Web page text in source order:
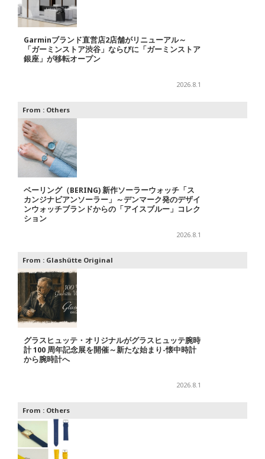
Garminブランド直営店2店舗がリニューアル～
「ガーミンストア渋谷」ならびに「ガーミンストア
銀座」が移転オープン
2026.8.1
From : Others
ベーリング（BERING) 新作ソーラーウォッチ「ス
カンジナビアンソーラー」～デンマーク発のデザイ
ンウォッチブランドからの「アイスブルー」コレク
ション
2026.8.1
From : Glashütte Original
グラスヒュッテ・オリジナルがグラスヒュッテ腕時
計 100 周年記念展を開催～新たな始まり-懐中時計
から腕時計へ
2026.8.1
From : Others